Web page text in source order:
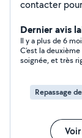
contacter
etc
Dernier avis
Il y a plus de 6
C’est la
soignée, et très
Repassage